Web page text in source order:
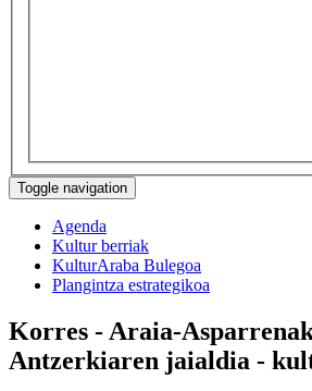
Toggle navigation
Agenda
Kultur berriak
KulturAraba Bulegoa
Plangintza estrategikoa
Korres - Araia-
Antzerkiaren jaialdia -